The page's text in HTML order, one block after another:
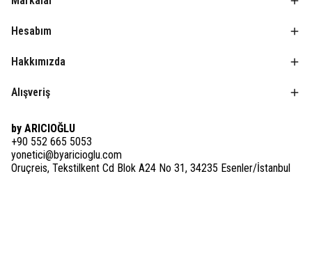
Hesabım
Hakkımızda
Alışveriş
by ARICIOĞLU
+90 552 665 5053
yonetici@byaricioglu.com
Oruçreis, Tekstilkent Cd Blok A24 No 31, 34235 Esenler/İstanbul